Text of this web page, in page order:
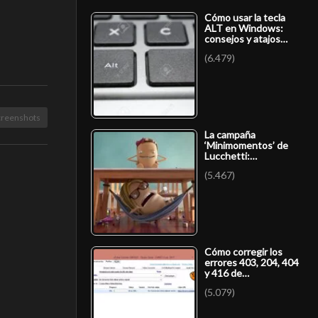
Cómo usar la tecla
ALT en Windows:
consejos y atajos…
(6.479)
La campaña
‘Minimomentos’ de
Lucchetti:…
(5.467)
Cómo corregir los
errores 403, 204, 404
y 416 de…
(5.079)